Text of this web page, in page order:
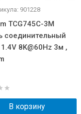
901228
TCG745C-3M
соединительный
1.4V 8K@60Hz 3м ,
В корзину